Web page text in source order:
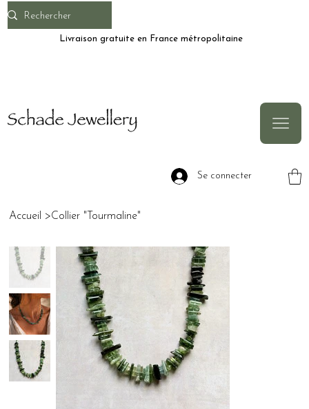
Livraison gratuite en France métropolitaine
Se connecter
Accueil >Collier "Tourmaline"